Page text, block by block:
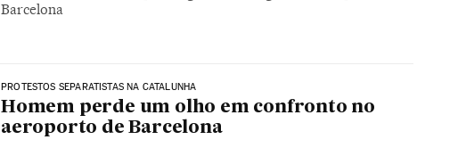
Barcelona
PROTESTOS SEPARATISTAS NA CATALUNHA
Homem perde um olho em confronto no
aeroporto de Barcelona